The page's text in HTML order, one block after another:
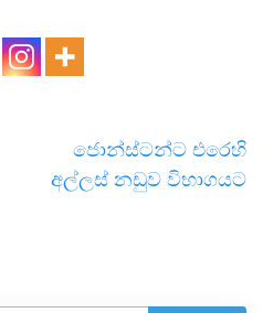
ජොන්ස්ටන්ට එරෙහි
අල්ලස් නඩුව විභාගයට